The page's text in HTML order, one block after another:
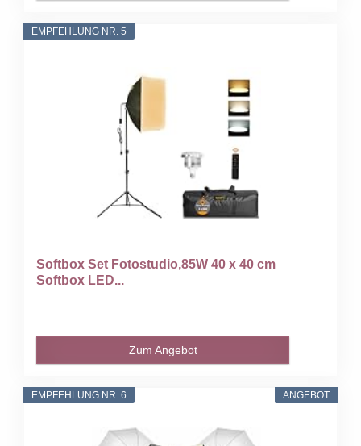
EMPFEHLUNG NR. 5
Softbox Set Fotostudio,85W 40 x 40 cm
Softbox LED...
Zum Angebot
ANGEBOT
EMPFEHLUNG NR. 6